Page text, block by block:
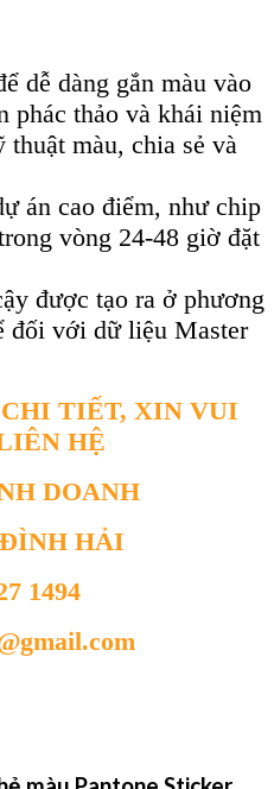
dễ dàng gắn màu vào
phác thảo và khái niệm
thuật màu, chia sẻ và
án cao điểm, như chip
vòng 24-48 giờ đặt
được tạo ra ở phương
đối với dữ liệu Master
TIẾT, XIN VUI
HỆ
DOANH
HẢI
1494